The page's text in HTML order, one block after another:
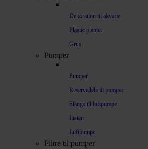
Dekoration til akvarie
Plastic planter
Grus
Pumper
Pumper
Reservedele til pumper
Slange til luftpumpe
Iltsten
Luftpumpe
Filtre til pumper